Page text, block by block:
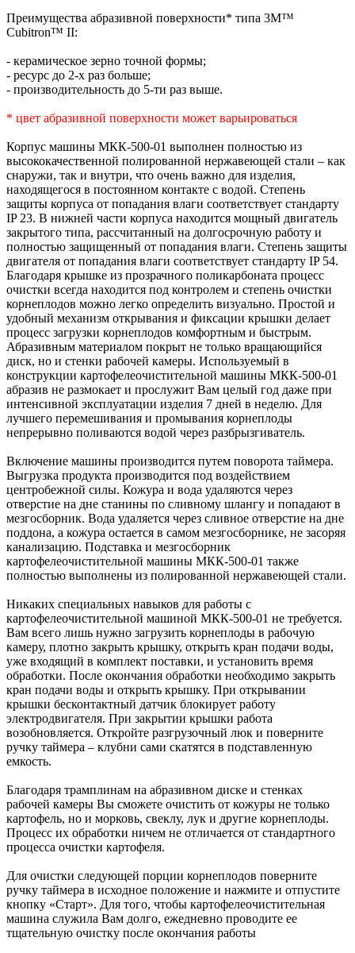
Преимущества абразивной поверхности* типа 3M™
Cubitron™ II:
- керамическое зерно точной формы;
- ресурс до 2-х раз больше;
- производительность до 5-ти раз выше.
* цвет абразивной поверхности может варьироваться
Корпус машины МКК-500-01 выполнен полностью из
высококачественной полированной нержавеющей стали – как
снаружи, так и внутри, что очень важно для изделия,
находящегося в постоянном контакте с водой. Степень
защиты корпуса от попадания влаги соответствует стандарту
IP 23. В нижней части корпуса находится мощный двигатель
закрытого типа, рассчитанный на долгосрочную работу и
полностью защищенный от попадания влаги. Степень защиты
двигателя от попадания влаги соответствует стандарту IP 54.
Благодаря крышке из прозрачного поликарбоната процесс
очистки всегда находится под контролем и степень очистки
корнеплодов можно легко определить визуально. Простой и
удобный механизм открывания и фиксации крышки делает
процесс загрузки корнеплодов комфортным и быстрым.
Абразивным материалом покрыт не только вращающийся
диск, но и стенки рабочей камеры. Используемый в
конструкции картофелеочистительной машины МКК-500-01
абразив не размокает и прослужит Вам целый год даже при
интенсивной эксплуатации изделия 7 дней в неделю. Для
лучшего перемешивания и промывания корнеплоды
непрерывно поливаются водой через разбрызгиватель.
Включение машины производится путем поворота таймера.
Выгрузка продукта производится под воздействием
центробежной силы. Кожура и вода удаляются через
отверстие на дне станины по сливному шлангу и попадают в
мезгосборник. Вода удаляется через сливное отверстие на дне
поддона, а кожура остается в самом мезгосборнике, не засоряя
канализацию. Подставка и мезгосборник
картофелеочистительной машины МКК-500-01 также
полностью выполнены из полированной нержавеющей стали.
Никаких специальных навыков для работы с
картофелеочистительной машиной МКК-500-01 не требуется.
Вам всего лишь нужно загрузить корнеплоды в рабочую
камеру, плотно закрыть крышку, открыть кран подачи воды,
уже входящий в комплект поставки, и установить время
обработки. После окончания обработки необходимо закрыть
кран подачи воды и открыть крышку. При открывании
крышки бесконтактный датчик блокирует работу
электродвигателя. При закрытии крышки работа
возобновляется. Откройте разгрузочный люк и поверните
ручку таймера – клубни сами скатятся в подставленную
емкость.
Благодаря трамплинам на абразивном диске и стенках
рабочей камеры Вы сможете очистить от кожуры не только
картофель, но и морковь, свеклу, лук и другие корнеплоды.
Процесс их обработки ничем не отличается от стандартного
процесса очистки картофеля.
Для очистки следующей порции корнеплодов поверните
ручку таймера в исходное положение и нажмите и отпустите
кнопку «Старт». Для того, чтобы картофелеочистительная
машина служила Вам долго, ежедневно проводите ее
тщательную очистку после окончания работы